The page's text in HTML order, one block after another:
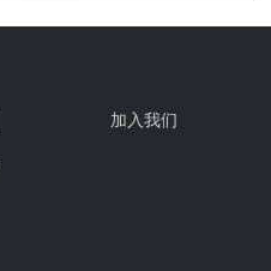
加入我们